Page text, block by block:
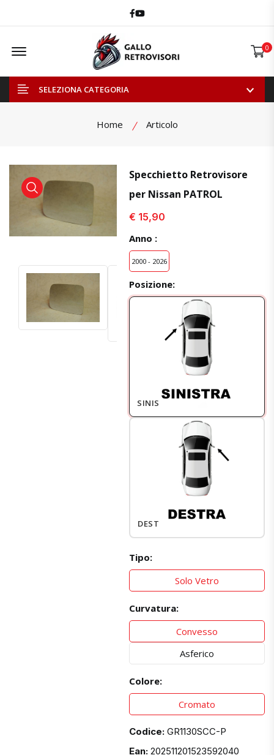
Facebook
Youtube
Offcanvas Menu Open 0
SELEZIONA CATEGORIA
Home Articolo
visualizza prodotto visualizza prodotto
Specchietto Retrovisore
per Nissan PATROL
€ 15,90
Anno :
2000 - 2026
Posizione:
SINISTRO
DESTRO
Tipo:
Solo Vetro
Curvatura:
Convesso
Asferico
Colore:
Cromato
Codice: GR1130SCC-P
Ean: 202511201523592040